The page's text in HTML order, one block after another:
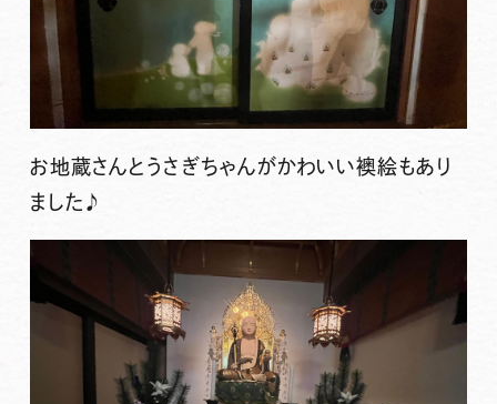
お地蔵さんとうさぎちゃんがかわいい襖絵もあり
ました♪